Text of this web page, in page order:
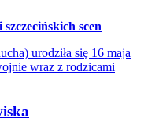
scen
urodziła się 16 maja
wraz z rodzicami